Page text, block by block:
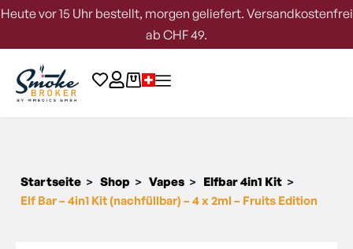
Heute vor 15 Uhr bestellt, morgen geliefert. Versandkostenfrei
ab CHF 49.
Startseite > Shop > Vapes > Elfbar 4in1 Kit >
Elf Bar – 4in1 Kit (nachfüllbar) – 4 x 2ml – Fruits Edition